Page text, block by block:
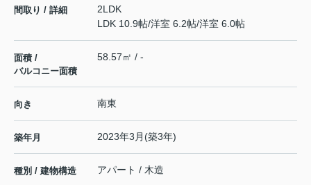
間取り / 詳細
2LDK
LDK 10.9帖/洋室 6.2帖/洋室 6.0帖
面積 /
バルコニー面積
58.57㎡ / -
向き 南東
築年月 2023年3月(築3年)
種別 / 建物構造 アパート / 木造